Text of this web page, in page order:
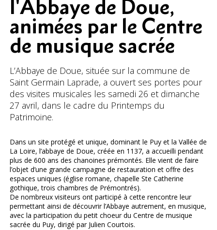
l'Abbaye de Doue,
animées par le Centre
de musique sacrée
L’Abbaye de Doue, située sur la commune de
Saint Germain Laprade, a ouvert ses portes pour
des visites musicales les samedi 26 et dimanche
27 avril, dans le cadre du Printemps du
Patrimoine.
Dans un site protégé et unique, dominant le Puy et la Vallée de
La Loire, l’abbaye de Doue, créée en 1137, a accueilli pendant
plus de 600 ans des chanoines prémontés. Elle vient de faire
l’objet d’une grande campagne de restauration et offre des
espaces uniques (église romane, chapelle Ste Catherine
gothique, trois chambres de Prémontrés).
De nombreux visiteurs ont participé à cette rencontre leur
permettant ainsi de découvrir l’Abbaye autrement, en musique,
avec la participation du petit choeur du Centre de musique
sacrée du Puy, dirigé par Julien Courtois.